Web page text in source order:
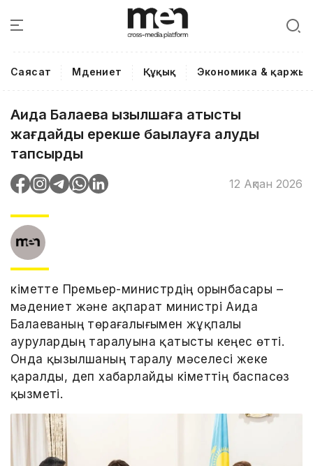
Саясат Мәдениет Құқық Экономика & қаржы
Аида Балаева қызылшаға қатысты
жағдайды ерекше бақылауға алуды
тапсырды
12 Ақпан 2026
Үкіметте Премьер-министрдің орынбасары –
мәдениет және ақпарат министрі Аида
Балаеваның төрағалығымен жұқпалы
аурулардың таралуына қатысты кеңес өтті.
Онда қызылшаның таралу мәселесі жеке
қаралды, деп хабарлайды Үкіметтің баспасөз
қызметі.